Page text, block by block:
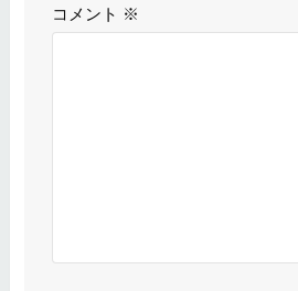
コメント ※